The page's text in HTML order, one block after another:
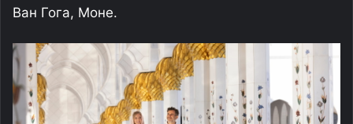
Ван Гога, Моне.